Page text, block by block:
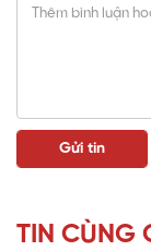
TIN CÙNG